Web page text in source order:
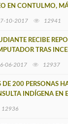
EN CONTULMO,
10-2017 12941
RECIBE
TRAS
06-2017 12937
DE 200 PERSONAS
INDÍGENA EN
12936